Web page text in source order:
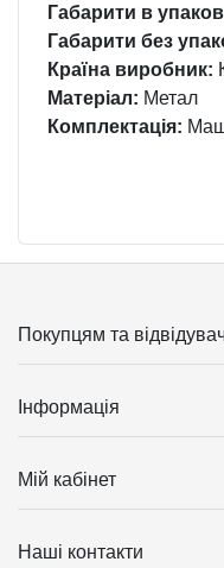
Габарити в
Габарити без
Країна виробник:
Матеріал: Метал
Комплектація:
Покупцям та
Інформація
Мій кабінет
Наші контакти